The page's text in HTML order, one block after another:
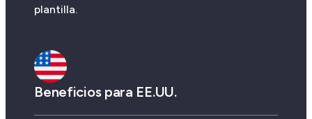
plantilla.
Beneficios para EE.UU.